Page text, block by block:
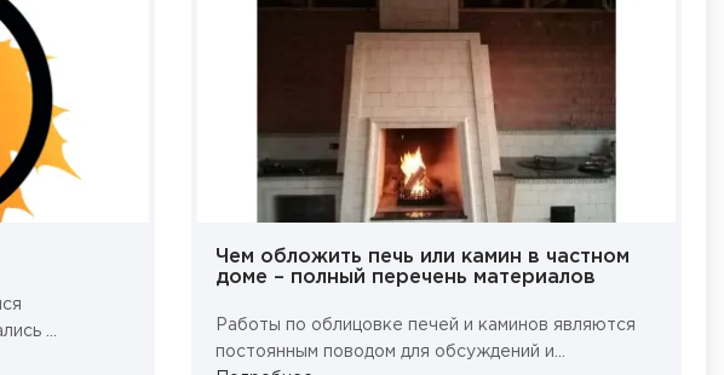
...
Чем обложить печь или камин в частном
доме – полный перечень материалов
Работы по облицовке печей и каминов являются
постоянным поводом для обсуждений и...